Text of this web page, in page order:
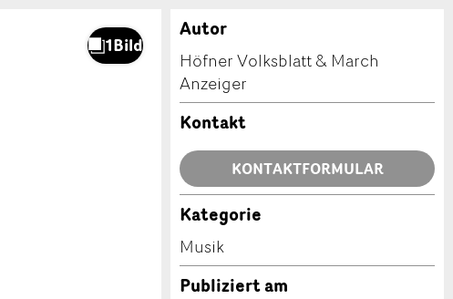
Autor
Höfner Volksblatt & March
Anzeiger
Kontakt
KONTAKTFORMULAR
Kategorie
Musik
Publiziert am